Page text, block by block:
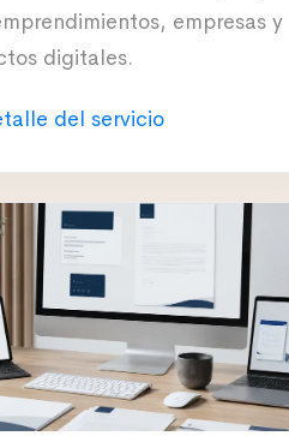
empresas y
digitales.
del servicio